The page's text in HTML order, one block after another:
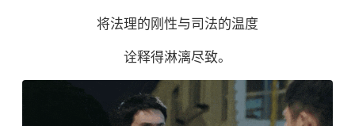
将法理的刚性与司法的温度
诠释得淋漓尽致。